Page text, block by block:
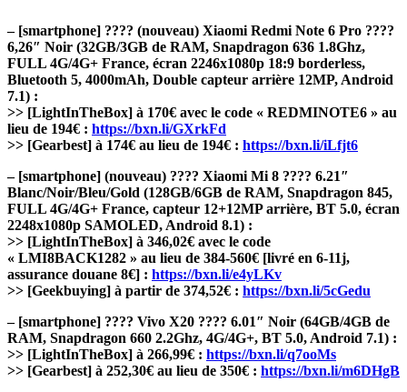
– [smartphone] ???? (nouveau) Xiaomi Redmi Note 6 Pro ????
6,26″ Noir (32GB/3GB de RAM, Snapdragon 636 1.8Ghz,
FULL 4G/4G+ France, écran 2246x1080p 18:9 borderless,
Bluetooth 5, 4000mAh, Double capteur arrière 12MP, Android
7.1) :
>> [LightInTheBox] à 170€ avec le code « REDMINOTE6 » au
lieu de 194€ : https://bxn.li/GXrkFd
>> [Gearbest] à 174€ au lieu de 194€ : https://bxn.li/iLfjt6
– [smartphone] (nouveau) ???? Xiaomi Mi 8 ???? 6.21″
Blanc/Noir/Bleu/Gold (128GB/6GB de RAM, Snapdragon 845,
FULL 4G/4G+ France, capteur 12+12MP arrière, BT 5.0, écran
2248x1080p SAMOLED, Android 8.1) :
>> [LightInTheBox] à 346,02€ avec le code
« LMI8BACK1282 » au lieu de 384-560€ [livré en 6-11j,
assurance douane 8€] : https://bxn.li/e4yLKv
>> [Geekbuying] à partir de 374,52€ : https://bxn.li/5cGedu
– [smartphone] ???? Vivo X20 ???? 6.01″ Noir (64GB/4GB de
RAM, Snapdragon 660 2.2Ghz, 4G/4G+, BT 5.0, Android 7.1) :
>> [LightInTheBox] à 266,99€ : https://bxn.li/q7ooMs
>> [Gearbest] à 252,30€ au lieu de 350€ : https://bxn.li/m6DHgB